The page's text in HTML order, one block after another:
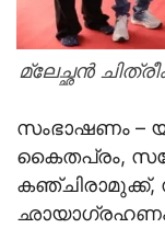
മ്ലേച്ഛന്‍
സംഭാഷണം –
കൈതപ്രം,
ഛായാഗ്രഹണം